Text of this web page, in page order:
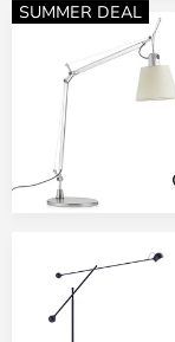
SUMMER DEAL